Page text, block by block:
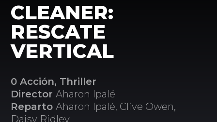
CLEANER:
RESCATE
VERTICAL
0 Acción, Thriller
DirectorAharon Ipalé
RepartoAharon Ipalé, Clive Owen,
Daisy Ridley